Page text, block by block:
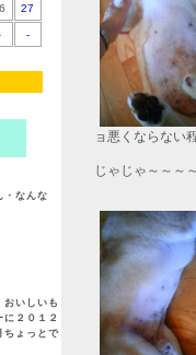
27
-
・なんな
おいしいも
２０１２
ちょっとで
ョ悪くならない
じゃじゃ～～～